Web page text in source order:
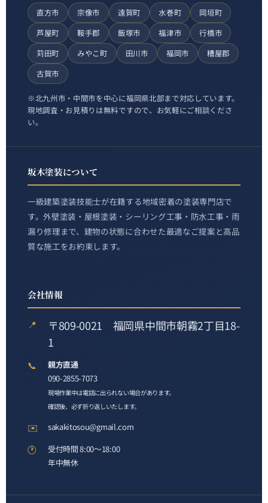
直方市 宗像市 遠賀町 水巻町
岡垣町
芦屋町
鞍手郡 飯塚市 福津市
行橋市
苅田町
みやこ町 田川市 福岡市
糟屋郡
古賀市
※北九州市・中間市を中心に福岡県北部まで対応しています。
現地調査・お見積りは無料ですので、お気軽にご相談くださ
い。
坂木塗装について
一級建築塗装技能士が在籍する地域密着の塗装専門店で
す。外壁塗装・屋根塗装・シーリング工事・防水工事・雨
漏り修理まで、建物の状態に合わせた最適なご提案と高品
質な施工をお約束します。
会社情報
📍
〒809-0021 福岡県中間市朝霧2丁目18-
1
📞
親方直通
090-2855-7073
現場作業中は電話に出られない場合があります。
確認後、必ず折り返しいたします。
✉️ sakakitosou@gmail.com
🕐
受付時間 8:00〜18:00
年中無休